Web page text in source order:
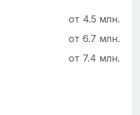
от 4.5 млн.
от 6.7 млн.
от 7.4 млн.